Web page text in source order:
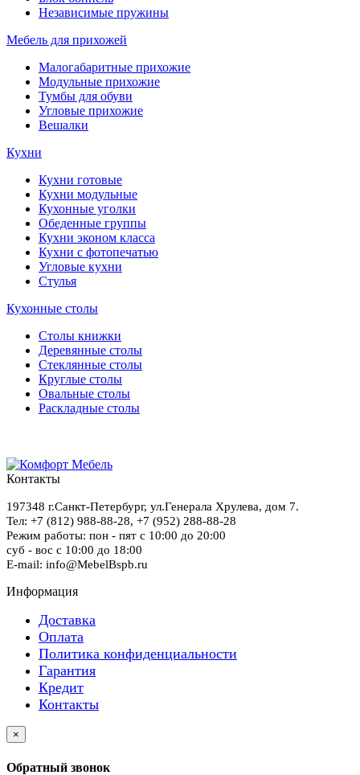
Независимые пружины
Мебель для прихожей
Малогабаритные прихожие
Модульные прихожие
Тумбы для обуви
Угловые прихожие
Вешалки
Кухни
Кухни готовые
Кухни модульные
Кухонные уголки
Обеденные группы
Кухни эконом класса
Кухни с фотопечатью
Угловые кухни
Стулья
Кухонные столы
Столы книжки
Деревянные столы
Стеклянные столы
Круглые столы
Овальные столы
Раскладные столы
Контакты
197348 г.Санкт-Петербург, ул.Генерала Хрулева, дом 7.
Тел: +7 (812) 988-88-28, +7 (952) 288-88-28
Режим работы: пон - пят с 10:00 до 20:00
суб - вос с 10:00 до 18:00
E-mail: info@MebelBspb.ru
Информация
Доставка
Оплата
Политика конфиденциальности
Гарантия
Кредит
Контакты
×
Обратный звонок